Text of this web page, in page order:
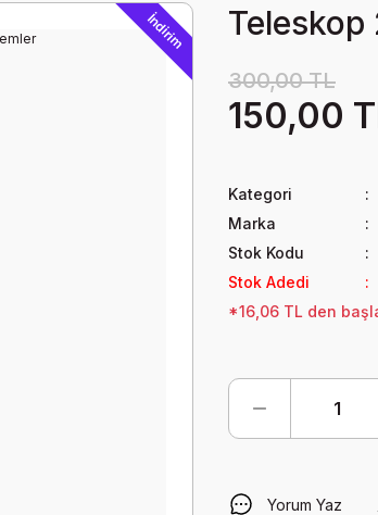
İndirim Teleskop
300,00 TL
150,00
Kategori
Marka
Stok Kodu
Stok Adedi
*16,06 TL den
Yorum Yaz